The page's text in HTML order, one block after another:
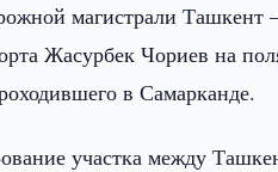
магистрали
Жасурбек Чориев на
в Самарканде.
участка между